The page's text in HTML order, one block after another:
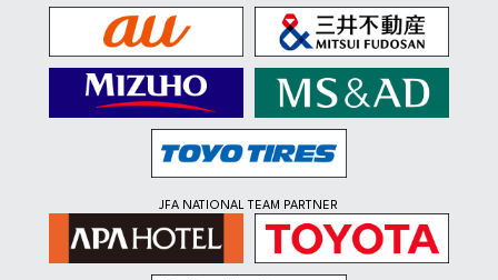
JFA NATIONAL TEAM PARTNER